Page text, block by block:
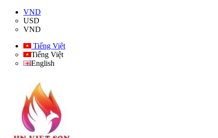
VND
USD
VND
Tiếng Việt
Tiếng Việt
English